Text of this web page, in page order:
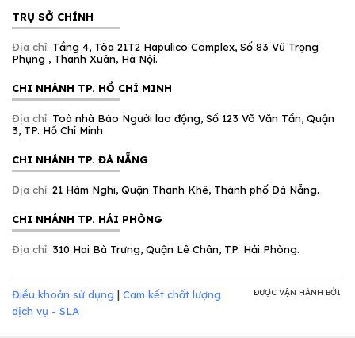
TRỤ SỞ CHÍNH
Địa chỉ: Tầng 4, Tòa 21T2 Hapulico Complex, Số 83 Vũ Trọng
Phụng , Thanh Xuân, Hà Nội.
CHI NHÁNH TP. HỒ CHÍ MINH
Địa chỉ: Toà nhà Báo Người lao động, Số 123 Võ Văn Tần, Quận
3, TP. Hồ Chí Minh
CHI NHÁNH TP. ĐÀ NẴNG
Địa chỉ: 21 Hàm Nghi, Quận Thanh Khê, Thành phố Đà Nẵng.
CHI NHÁNH TP. HẢI PHÒNG
Địa chỉ: 310 Hai Bà Trưng, Quận Lê Chân, TP. Hải Phòng.
Điều khoản sử dụng | Cam kết chất lượng
dịch vụ - SLA
ĐƯỢC VẬN HÀNH BỞI